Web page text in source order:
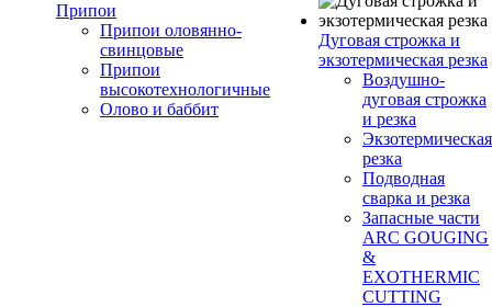
Припои
Припои оловянно-
свинцовые
Припои
высокотехнологичные
Олово и баббит
Дуговая строжка и
экзотермическая резка
Воздушно-
дуговая строжка
и резка
Экзотермическая
резка
Подводная
сварка и резка
Запасные части
ARC GOUGING
&
EXOTHERMIC
CUTTING